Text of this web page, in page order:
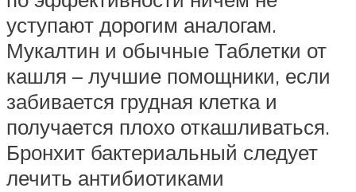
уступают дорогим аналогам.
Мукалтин и обычные Таблетки от
кашля – лучшие помощники, если
забивается грудная клетка и
получается плохо откашливаться.
Бронхит бактериальный следует
лечить антибиотиками